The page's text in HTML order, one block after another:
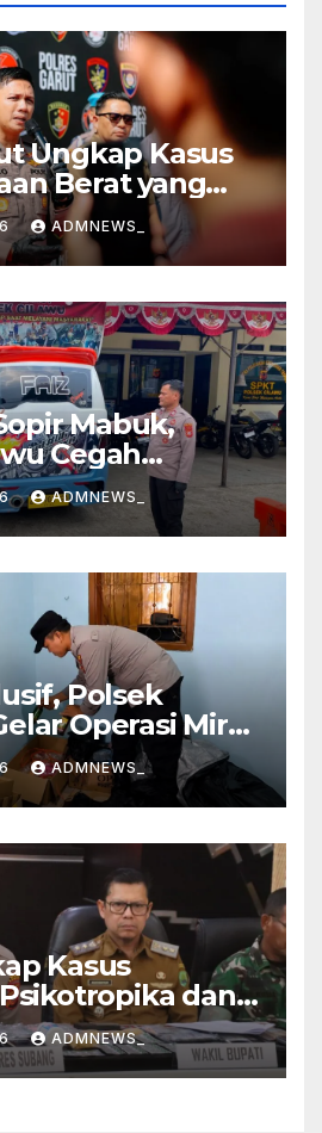
Ungkap Kasus
Berat yang
Korban
ADMNEWS_
Mabuk,
Cegah
di Jalan Raya
ADMNEWS_
Polsek
Operasi Miras
ADMNEWS_
Kasus
dan
Obatan
Juli 2026
ADMNEWS_